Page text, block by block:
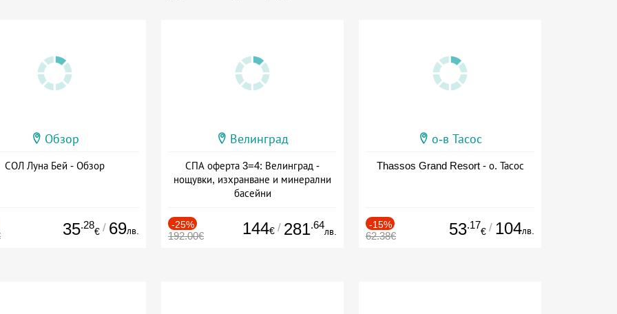
Обзор
СОЛ Луна Бей - Обзор
35.28
€ / 69лв.
Велинград
СПА оферта 3=4: Велинград -
нощувки, изхранване и минерални
басейни
-25%
192.00€ 144€ / 281.64
лв.
о-в Тасос
Thassos Grand Resort - о. Тасос
-15%
62.38€ 53.17
€ / 104лв.